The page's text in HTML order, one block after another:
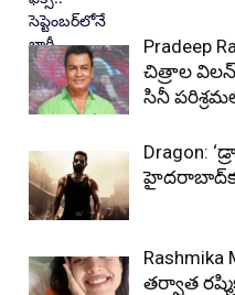
Pradeep
చిత్రాల
సినీ
Dragon:
హైదరాబాద్‌కు
తర్వాత